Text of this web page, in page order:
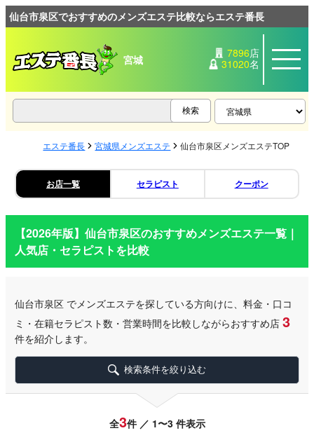
仙台市泉区でおすすめのメンズエステ比較ならエステ番長
宮城 7896店
31020名
エステ番長 宮城県メンズエステ 仙台市泉区メンズエステTOP
お店一覧 セラピスト クーポン
【2026年版】仙台市泉区のおすすめメンズエステ一覧｜
人気店・セラピストを比較
仙台市泉区 でメンズエステを探している方向けに、料金・口コ
ミ・在籍セラピスト数・営業時間を比較しながらおすすめ店3
件を紹介します。
検索条件を絞り込む
全3件 ／ 1〜3 件表示